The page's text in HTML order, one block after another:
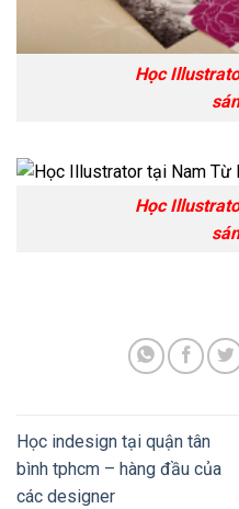
Học
Học
Học indesign tại quận tân
bình tphcm – hàng đầu của
các designer